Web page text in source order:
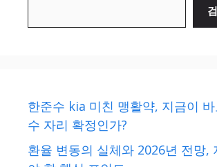
한준수 kia 미친 맹활약, 지금이
수 자리 확정인가?
환율 변동의 실체와 2026년 전망,